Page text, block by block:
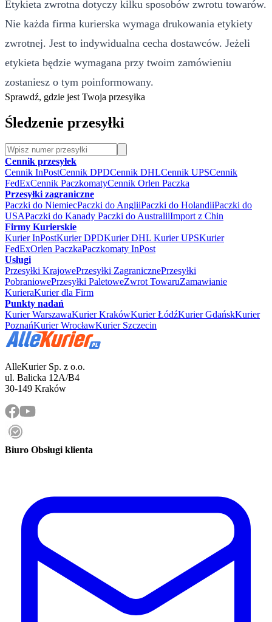
Etykieta zwrotna dotyczy kilku sposobów zwrotu towarów.
Nie każda firma kurierska wymaga drukowania etykiety
zwrotnej. Jest to indywidualna cecha dostawców. Jeżeli
etykieta będzie wymagana przy twoim zamówieniu
zostaniesz o tym poinformowany.
Sprawdź, gdzie jest Twoja przesyłka
Śledzenie przesyłki
Cennik przesyłek
Cennik InPostCennik DPDCennik DHLCennik UPSCennik
FedExCennik PaczkomatyCennik Orlen Paczka
Przesyłki zagraniczne
Paczki do NiemiecPaczki do AngliiPaczki do HolandiiPaczki do
USAPaczki do Kanady Paczki do AustraliiImport z Chin
Firmy Kurierskie
Kurier InPostKurier DPDKurier DHL Kurier UPSKurier
FedExOrlen PaczkaPaczkomaty InPost
Usługi
Przesyłki KrajowePrzesyłki ZagranicznePrzesyłki
PobraniowePrzesyłki PaletoweZwrot TowaruZamawianie
KurieraKurier dla Firm
Punkty nadań
Kurier WarszawaKurier KrakówKurier ŁódźKurier GdańskKurier
PoznańKurier WrocławKurier Szczecin
AlleKurier Sp. z o.o.
ul. Balicka 12A/B4
30-149 Kraków
Biuro Obsługi klienta